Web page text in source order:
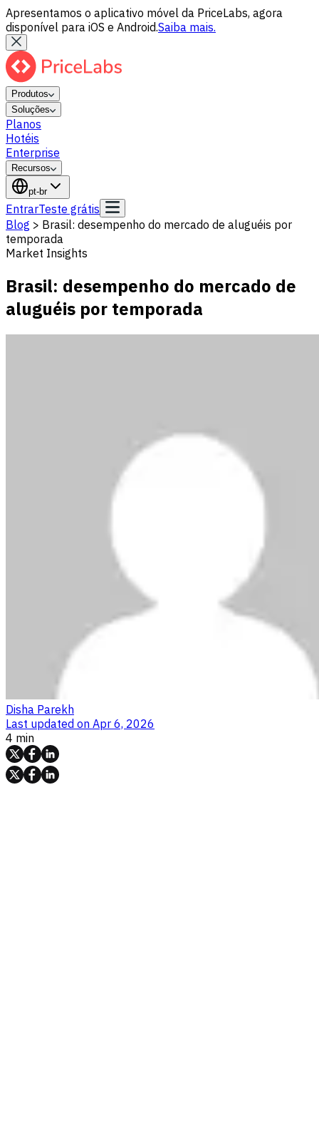
Apresentamos o aplicativo móvel da PriceLabs, agora
disponível para iOS e Android.Saiba mais.
Produtos
Soluções
Planos
Hotéis
Enterprise
Recursos
pt-br
EntrarTeste grátis
Blog > Brasil: desempenho do mercado de aluguéis por
temporada
Market Insights
Brasil: desempenho do mercado de
aluguéis por temporada
Disha Parekh
Last updated on Apr 6, 2026
4 min